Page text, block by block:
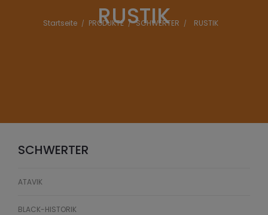
RUSTIK
Startseite PRODUKTE SCHWERTER RUSTIK
SCHWERTER
ATAVIK
BLACK-HISTORIK